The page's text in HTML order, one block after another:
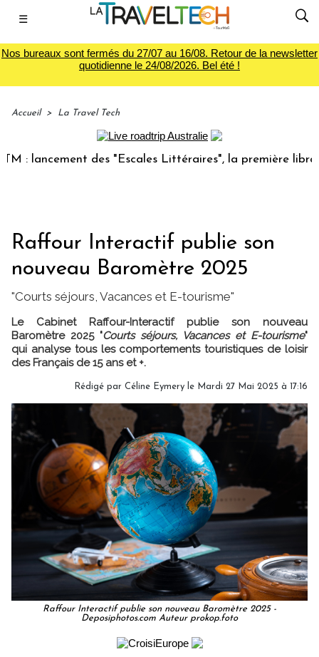
☰
Nos bureaux sont fermés du 27/07 au 16/08. Retour de la newsletter
quotidienne le 24/08/2026. Bel été !
Accueil > La Travel Tech
des "Escales Littéraires", la première librairie
Raffour Interactif publie son
nouveau Baromètre 2025
"Courts séjours, Vacances et E-tourisme"
Le Cabinet Raffour-Interactif publie son nouveau
Baromètre 2025 "Courts séjours, Vacances et E-tourisme"
qui analyse tous les comportements touristiques de loisir
des Français de 15 ans et +.
Rédigé par Céline Eymery le Mardi 27 Mai 2025 à 17:16
Raffour Interactif publie son nouveau Baromètre 2025 -
Deposiphotos.com Auteur prokop.foto